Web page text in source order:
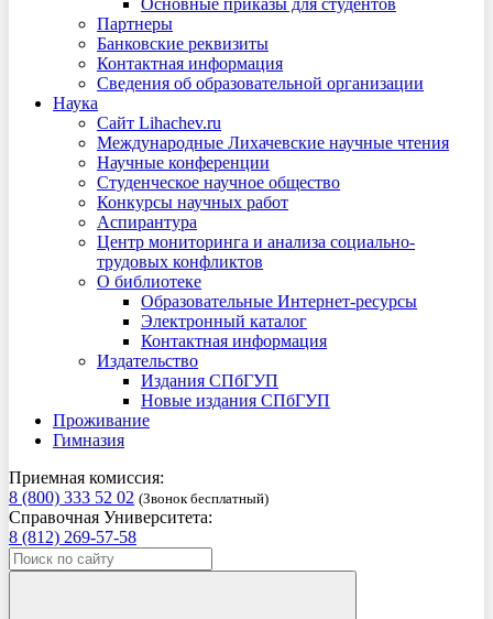
Основные приказы для студентов
Партнеры
Банковские реквизиты
Контактная информация
Сведения об образовательной организации
Наука
Сайт Lihachev.ru
Международные Лихачевские научные чтения
Научные конференции
Студенческое научное общество
Конкурсы научных работ
Аспирантура
Центр мониторинга и анализа социально-
трудовых конфликтов
О библиотеке
Образовательные Интернет-ресурсы
Электронный каталог
Контактная информация
Издательство
Издания СПбГУП
Новые издания СПбГУП
Проживание
Гимназия
Приемная комиссия:
8 (800) 333 52 02 (Звонок бесплатный)
Справочная Университета:
8 (812) 269-57-58